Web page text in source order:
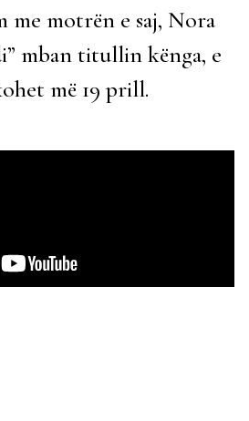
me motrën e saj, Nora
mban titullin kënga, e
më 19 prill.